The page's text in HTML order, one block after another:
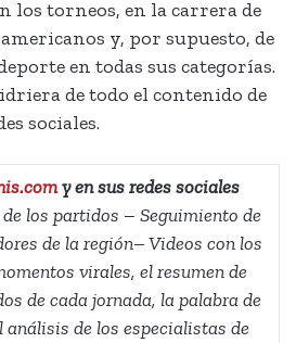
los torneos, en la carrera de
y, por supuesto, de
en todas sus categorías.
de todo el contenido de
sociales.
y en sus redes sociales
los partidos – Seguimiento de
de la región– Videos con los
virales, el resumen de
de cada jornada, la palabra de
de los especialistas de